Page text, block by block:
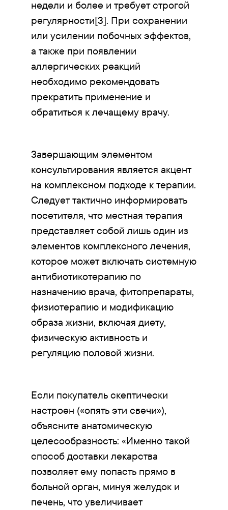
недели и более и требует строгой
регулярности[3]. При сохранении
или усилении побочных эффектов,
а также при появлении
аллергических реакций
необходимо рекомендовать
прекратить применение и
обратиться к лечащему врачу.
Завершающим элементом
консультирования является акцент
на комплексном подходе к терапии.
Следует тактично информировать
посетителя, что местная терапия
представляет собой лишь один из
элементов комплексного лечения,
которое может включать системную
антибиотикотерапию по
назначению врача, фитопрепараты,
физиотерапию и модификацию
образа жизни, включая диету,
физическую активность и
регуляцию половой жизни.
Если покупатель скептически
настроен («опять эти свечи»),
объясните анатомическую
целесообразность: «Именно такой
способ доставки лекарства
позволяет ему попасть прямо в
больной орган, минуя желудок и
печень, что увеличивает